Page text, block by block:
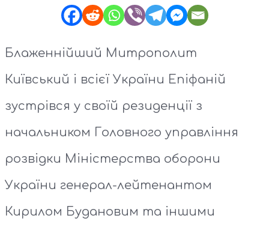
Блаженнійший Митрополит
Київський і всієї України Епіфаній
зустрівся у своїй резиденції з
начальником Головного управління
розвідки Міністерства оборони
України генерал-лейтенантом
Кирилом Будановим та іншими